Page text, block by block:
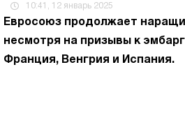
10:41, 12 январь 2025
Евросоюз продолжает
несмотря на призывы к
Франция, Венгрия и Испания.